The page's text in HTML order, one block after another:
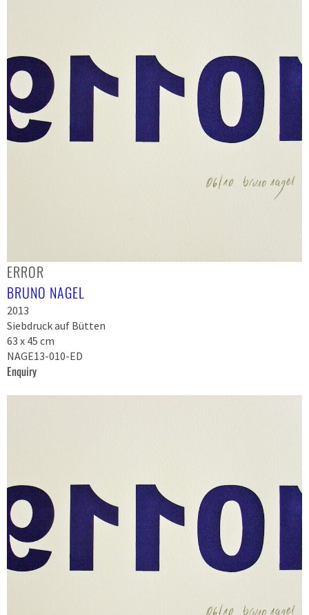
ERROR
BRUNO NAGEL
2013
Siebdruck auf Bütten
63 x 45 cm
NAGE13-010-ED
Enquiry